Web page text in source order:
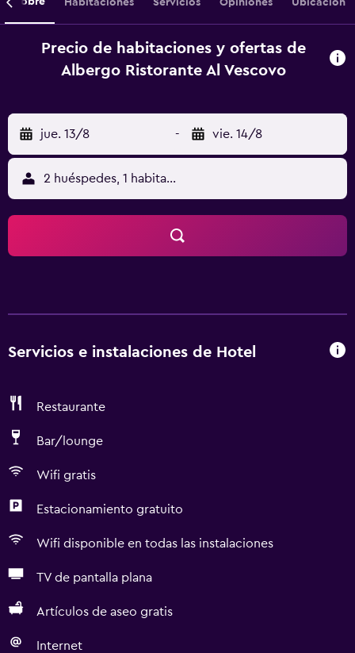
Precio de habitaciones y ofertas de
Albergo Ristorante Al Vescovo
jue. 13/8 - vie. 14/8
2 huéspedes, 1 habitación
Servicios e instalaciones de Hotel
Restaurante
Bar/lounge
Wifi gratis
Estacionamiento gratuito
Wifi disponible en todas las instalaciones
TV de pantalla plana
Artículos de aseo gratis
Internet